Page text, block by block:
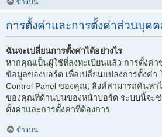
ข้างบน
การตั้งค่าและการตั้งค่าส่วนบุค
ฉันจะเปลี่ยนการตั้งค่าได้อย่างไร
หากคุณเป็นผู้ใช้ที่ลงทะเบียนแล้ว การตั้งค่
ข้อมูลของบอร์ด เพื่อเปลี่ยนแปลงการตั้งค่า
Control Panel ของคุณ; ลิงค์สามารถค้นหา
ของคุณที่ด้านบนของหน้าบอร์ด ระบบนี้จะ
ตั้งค่าและการตั้งค่าที่ต้องการ
ข้างบน